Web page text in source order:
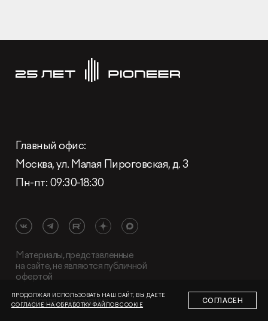
Раскрытие информации
Правовая информация
Сообщить о коррупции
Отдел продаж
Заказать звонок
© 2001-2026 Компания «Пионер»
Глaвный oфиc:
Москва, ул. Малая Пироговская, д. 3
Пн-пт: 09:30-18:30
Материалы, представленные
на сайте, не являются публичной
офертой
Правовая информация
ПРОДОЛЖАЯ ИСПОЛЬЗОВАТЬ НАШ САЙТ, ВЫ ДАЕТЕ
СОГЛАСИЕ НА ОБРАБОТКУ ФАЙЛОВ COOKIE
СОГЛАСЕН